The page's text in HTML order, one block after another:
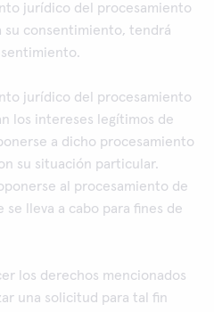
jurídico del procesamiento
su consentimiento, tendrá
jurídico del procesamiento
los intereses legítimos de
a dicho procesamiento
su situación particular.
al procesamiento de
se lleva a cabo para fines de
los derechos mencionados
una solicitud para tal fin